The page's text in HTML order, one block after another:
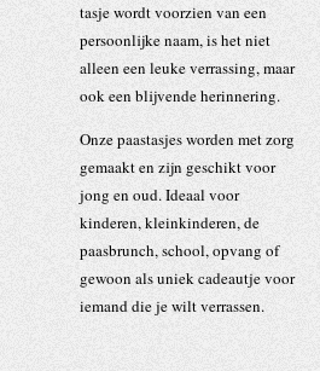
tasje wordt voorzien van een
persoonlijke naam, is het niet
alleen een leuke verrassing, maar
ook een blijvende herinnering.
Onze paastasjes worden met zorg
gemaakt en zijn geschikt voor
jong en oud. Ideaal voor
kinderen, kleinkinderen, de
paasbrunch, school, opvang of
gewoon als uniek cadeautje voor
iemand die je wilt verrassen.